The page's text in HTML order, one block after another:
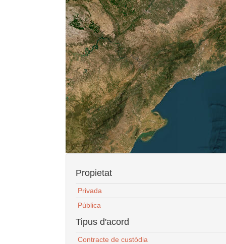
Propietat
Privada
Pública
Tipus d'acord
Contracte de custòdia